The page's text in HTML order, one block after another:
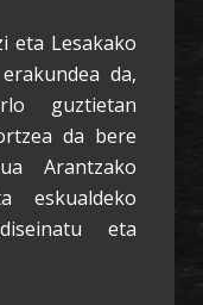
eta Lesakako
da,
guztietan
da bere
Arantzako
eskualdeko
eta